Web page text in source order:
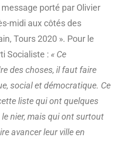
message porté par Olivier
midi aux côtés des
Tours 2020 ». Pour le
Socialiste : « Ce
des choses, il faut faire
social et démocratique. Ce
liste qui ont quelques
nier, mais qui ont surtout
avancer leur ville en